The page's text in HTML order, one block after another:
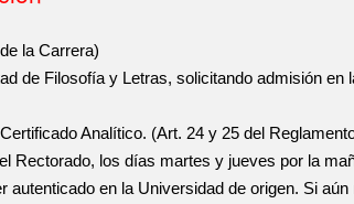
la Carrera)
de Filosofía y Letras, solicitando admisión
Analítico. (Art. 24 y 25 del
Rectorado, los días martes y jueves por la
en la Universidad de origen. Si